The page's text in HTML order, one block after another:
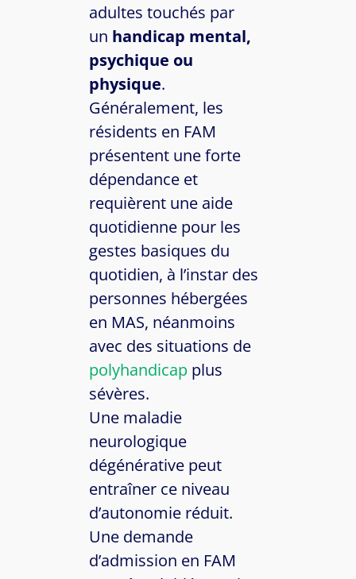
adultes touchés par
un handicap mental,
psychique ou
physique.
Généralement, les
résidents en FAM
présentent une forte
dépendance et
requièrent une aide
quotidienne pour les
gestes basiques du
quotidien, à l’instar des
personnes hébergées
en MAS, néanmoins
avec des situations de
polyhandicap plus
sévères.
Une maladie
neurologique
dégénérative peut
entraîner ce niveau
d’autonomie réduit.
Une demande
d’admission en FAM